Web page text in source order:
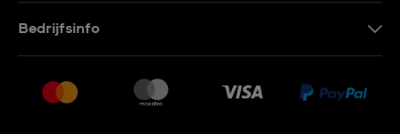
Retournering
Bedrijfsinfo
Vacatures